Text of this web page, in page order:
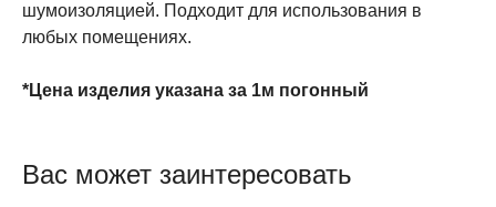
шумоизоляцией. Подходит для использования в
любых помещениях.
*Цена изделия указана за 1м погонный
Вас может заинтересовать